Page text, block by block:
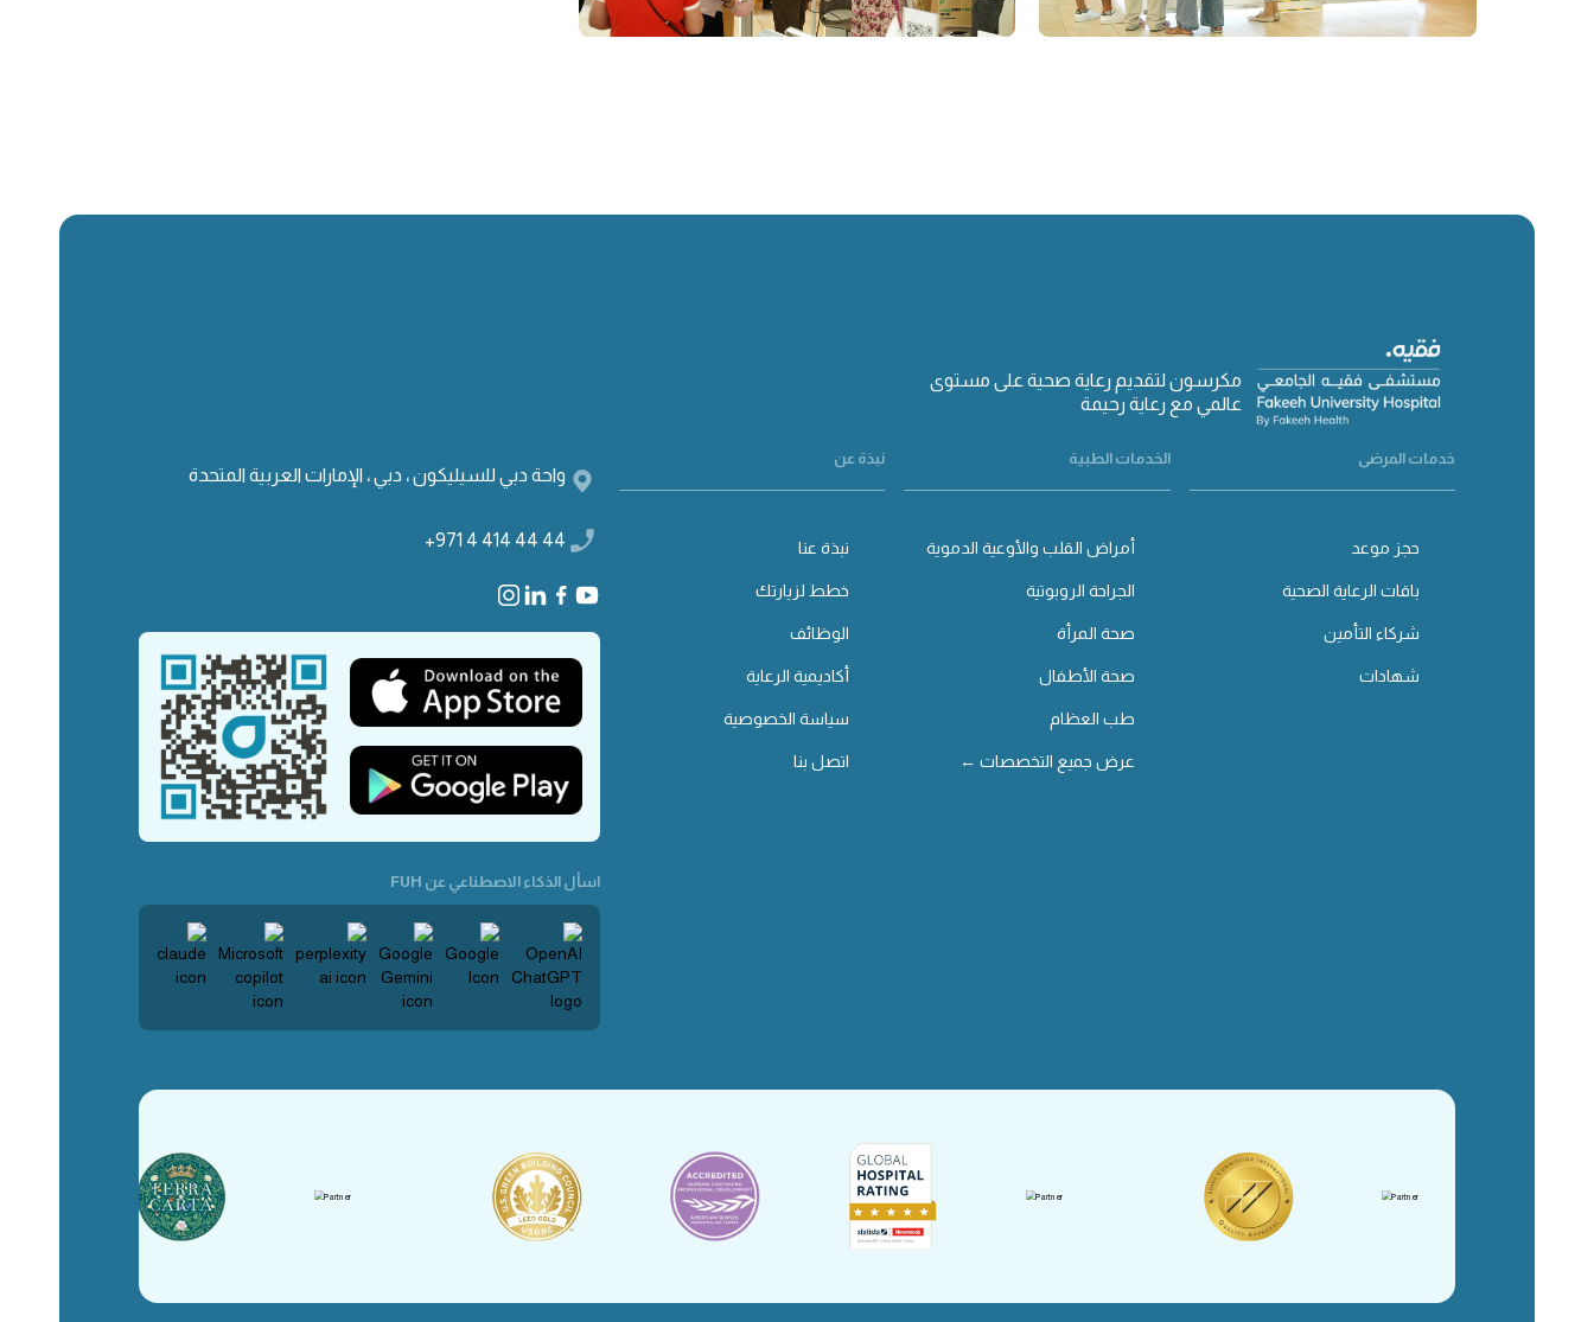
مكرسون لتقديم رعاية صحية على مستوى
عالمي مع رعاية رحيمة
خدمات المرضى
حجز موعد
باقات الرعاية الصحية
شركاء التأمين
شهادات
الخدمات الطبية
أمراض القلب والأوعية الدموية
الجراحة الروبوتية
صحة المرأة
صحة الأطفال
طب العظام
عرض جميع التخصصات ←
نبذة عن
نبذة عنا
خطط لزيارتك
الوظائف
أكاديمية الرعاية
سياسة الخصوصية
اتصل بنا
واحة دبي للسيليكون ، دبي ، الإمارات العربية المتحدة
+971 4 414 44 44
اسأل الذكاء الاصطناعي عن FUH